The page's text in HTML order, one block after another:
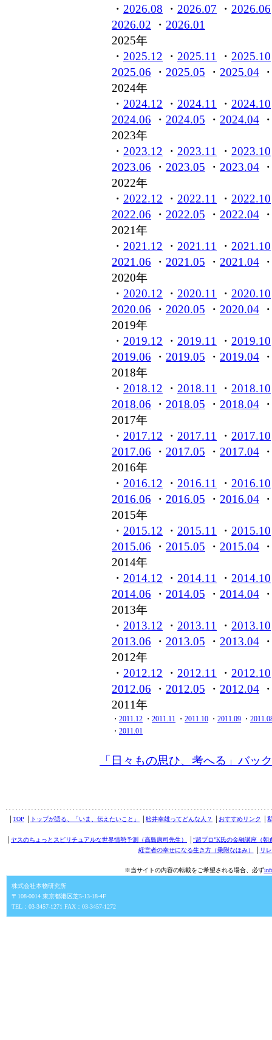
・ 2026.08 ・ 2026.07 ・ 2026.06
2026.02 ・ 2026.01
2025年
・ 2025.12 ・ 2025.11 ・ 2025.10
2025.06 ・ 2025.05 ・ 2025.04
2024年
・ 2024.12 ・ 2024.11 ・ 2024.10
2024.06 ・ 2024.05 ・ 2024.04
2023年
・ 2023.12 ・ 2023.11 ・ 2023.10
2023.06 ・ 2023.05 ・ 2023.04
2022年
・ 2022.12 ・ 2022.11 ・ 2022.10
2022.06 ・ 2022.05 ・ 2022.04
2021年
・ 2021.12 ・ 2021.11 ・ 2021.10
2021.06 ・ 2021.05 ・ 2021.04
2020年
・ 2020.12 ・ 2020.11 ・ 2020.10
2020.06 ・ 2020.05 ・ 2020.04
2019年
・ 2019.12 ・ 2019.11 ・ 2019.10
2019.06 ・ 2019.05 ・ 2019.04
2018年
・ 2018.12 ・ 2018.11 ・ 2018.10
2018.06 ・ 2018.05 ・ 2018.04
2017年
・ 2017.12 ・ 2017.11 ・ 2017.10
2017.06 ・ 2017.05 ・ 2017.04
2016年
・ 2016.12 ・ 2016.11 ・ 2016.10
2016.06 ・ 2016.05 ・ 2016.04
2015年
・ 2015.12 ・ 2015.11 ・ 2015.10
2015.06 ・ 2015.05 ・ 2015.04
2014年
・ 2014.12 ・ 2014.11 ・ 2014.10
2014.06 ・ 2014.05 ・ 2014.04
2013年
・ 2013.12 ・ 2013.11 ・ 2013.10
2013.06 ・ 2013.05 ・ 2013.04
2012年
・ 2012.12 ・ 2012.11 ・ 2012.10
2012.06 ・ 2012.05 ・ 2012.04
2011年
・ 2011.12 ・ 2011.11 ・ 2011.10 ・ 2011.09 ・
・ 2011.01
「日々もの思ひ、考へる」バッ
TOP トップが語る、「いま、伝えたいこと」 舩井幸雄ってどんな人？ おすすめリンク
ヤスのちょっとスピリチュアルな世界情勢予測（高島康司先生）
“超プロ”K氏の金融講座（朝
経営者の幸せになる生き方（乗附なほみ）
リ
※当サイトの内容の転載をご希望される場合、必ず
株式会社本物研究所
〒108-0014 東京都港区芝5-13-18-4F
TEL：03-3457-1271 FAX：03-3457-1272